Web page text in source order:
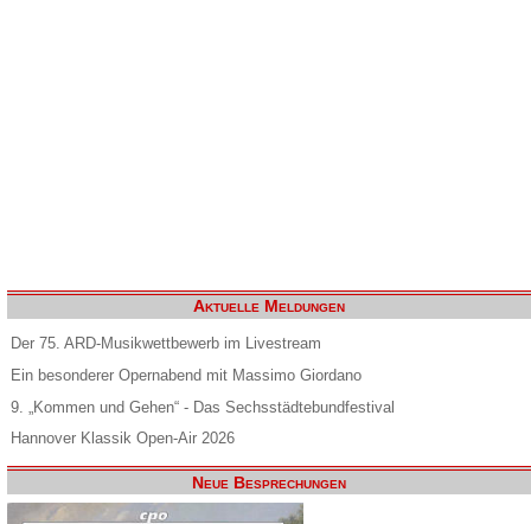
Aktuelle Meldungen
Der 75. ARD-Musikwettbewerb im Livestream
Ein besonderer Opernabend mit Massimo Giordano
9. „Kommen und Gehen“ - Das Sechsstädtebundfestival
Hannover Klassik Open-Air 2026
Neue Besprechungen